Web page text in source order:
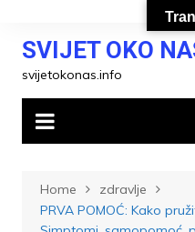
contentSVIJET OKO
svijetokonas.info
Home
zdravlje
PRVA POMOĆ: Kako